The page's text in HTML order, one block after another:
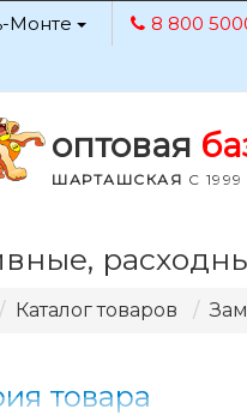
Монте 8 800
оптовая
ШАРТАШСКАЯ С
Каталог товаров
товара